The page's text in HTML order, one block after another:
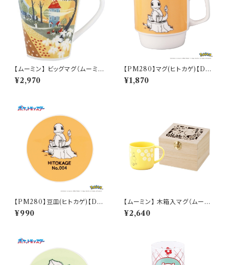
【ムーミン】 ビッグマグ（ムーミン
ハウス）【MM3200】MM3204
-35
¥2,970
【PM280】マグ(ヒトカゲ)【Dail
y Sketch】PM282-11
¥1,870
【PM280】豆皿(ヒトカゲ)【Dail
y Sketch】PM282-333
¥990
【ムーミン】 木箱入マグ（ムーミ
ン）【MM950】
¥2,640